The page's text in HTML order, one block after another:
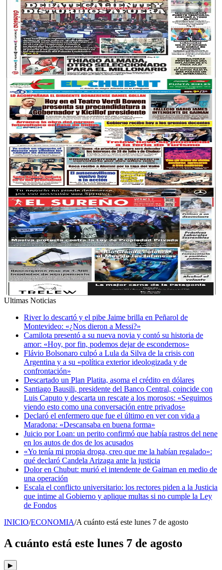
Ultimas Noticias
River lo descartó y el pibe Jaime brilla en Peñarol de
Montevideo: «¿Nos dieron a Messi?»
Camilota presentó a su nueva novia y contó su historia de
amor: «Hoy, por fin, podemos dejar de escondernos»
Flávio Bolsonaro culpó a Lula da Silva de la crisis con
Argentina y a su «política exterior ideologizada y de
confrontación»
Descartado un Plan Platita, asoma el crédito en dólares
Santiago Bausili, presidente del Banco Central, coincide con
Luis Caputo y descarta un rescate a los morosos: «Seguimos
viendo esto como una conversación entre privados»
Declaró el enfermero que fue el último en ver con vida a
Maradona: «Descansaba en buena forma»
Juicio por Loan: un perito confirmó que había rastros del nene
en los autos de dos de los acusados
«Yo tenía mi propia droga, creo que me la habían regalado»:
qué declaró Candela Arizaga ante la justicia
Dolor en Chubut: murió el intendente de Gaiman en medio de
una operación
Escala el conflicto universitario: los rectores piden a la Justicia
que intime al Gobierno y aplique multas si no cumple la Ley
de Fondos
INICIO/ECONOMIA/A cuánto está este lunes 7 de agosto
A cuánto está este lunes 7 de agosto
▶